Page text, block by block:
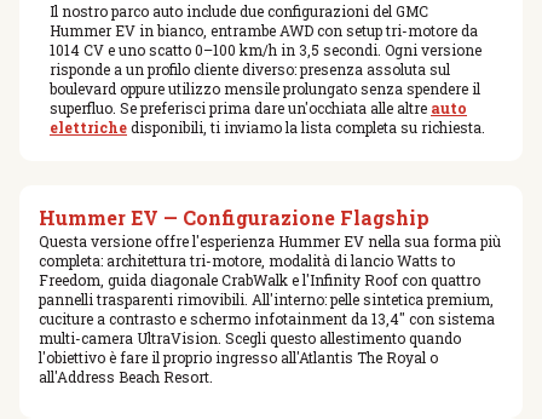
Il nostro parco auto include due configurazioni del GMC
Hummer EV in bianco, entrambe AWD con setup tri-motore da
1014 CV e uno scatto 0–100 km/h in 3,5 secondi. Ogni versione
risponde a un profilo cliente diverso: presenza assoluta sul
boulevard oppure utilizzo mensile prolungato senza spendere il
superfluo. Se preferisci prima dare un'occhiata alle altre auto
elettrichedisponibili, ti inviamo la lista completa su richiesta.
Hummer EV — Configurazione Flagship
Questa versione offre l'esperienza Hummer EV nella sua forma più
completa: architettura tri-motore, modalità di lancio Watts to
Freedom, guida diagonale CrabWalk e l'Infinity Roof con quattro
pannelli trasparenti rimovibili. All'interno: pelle sintetica premium,
cuciture a contrasto e schermo infotainment da 13,4″ con sistema
multi-camera UltraVision. Scegli questo allestimento quando
l'obiettivo è fare il proprio ingresso all'Atlantis The Royal o
all'Address Beach Resort.